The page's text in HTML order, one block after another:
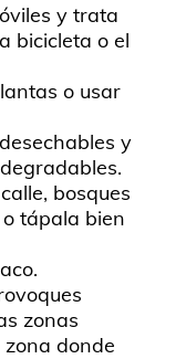
y trata
bicicleta o el
o usar
y
bosques
tápala bien
zonas
donde